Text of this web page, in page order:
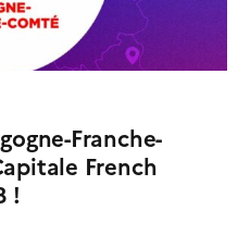
Franche-
French
!